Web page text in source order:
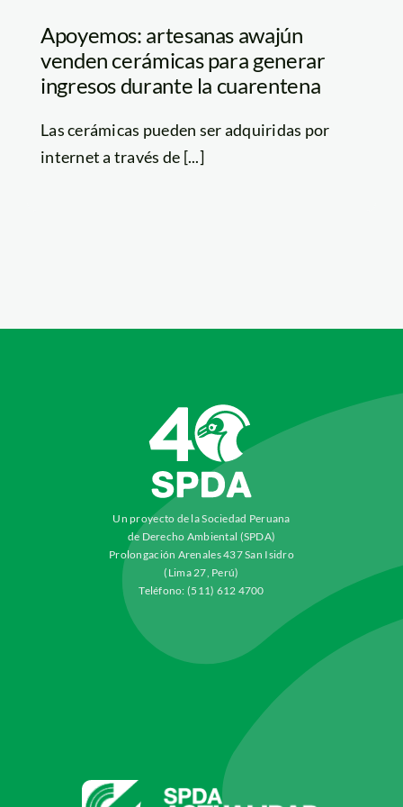
Apoyemos: artesanas awajún
venden cerámicas para generar
ingresos durante la cuarentena
Las cerámicas pueden ser adquiridas por
internet a través de [...]
Un proyecto de la Sociedad Peruana
de Derecho Ambiental (SPDA)
Prolongación Arenales 437 San Isidro
(Lima 27, Perú)
Teléfono: (511) 612 4700